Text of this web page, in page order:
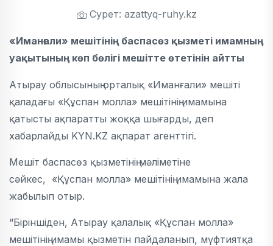
Сурет: azattyq-ruhy.kz
«Иманғали» мешітінің баспасөз қызметі имамның
уақытының көп бөлігі мешітте өтетінін айтты
Атырау облысының орталық «Иманғали» мешіті
қаладағы «Құспан молла» мешітінің имамына
қатысты ақпаратты жоққа шығарды, деп
хабарлайды KYN.KZ ақпарат агенттігі.
Мешіт баспасөз қызметінің мәліметіне
сәйкес, «Құспан молла» мешітінің имамына жала
жабылып отыр.
“Біріншіден, Атырау қалалық «Құспан молла»
мешітінің имамы қызметін пайдаланып, мүфтиятқа